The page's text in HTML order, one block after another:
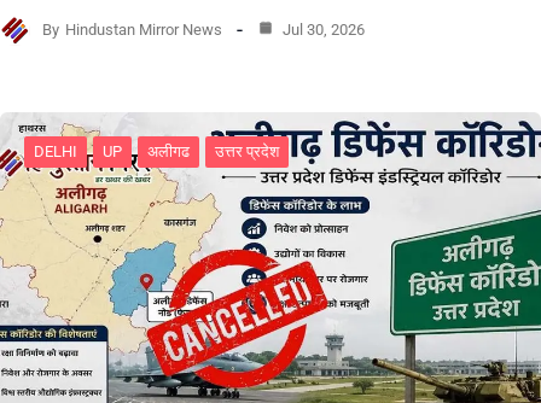
By Hindustan Mirror News Jul 30, 2026
DELHI UP अलीगढ उत्तर प्रदेश